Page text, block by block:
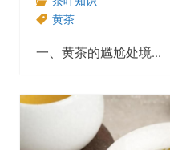
黄茶
一、黄茶的尴尬处境...